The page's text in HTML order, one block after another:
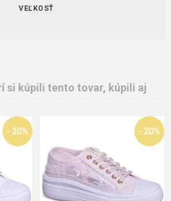
VEĽKOSŤ
si kúpili tento tovar, kúpili aj
- 20% - 20%